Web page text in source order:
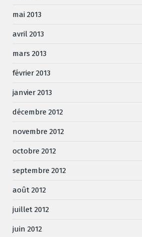
mai 2013
avril 2013
mars 2013
février 2013
janvier 2013
décembre 2012
novembre 2012
octobre 2012
septembre 2012
août 2012
juillet 2012
juin 2012